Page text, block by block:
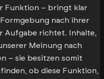
Funktion – bringt klar
nach ihrer
Aufgabe richtet. Inhalte,
Meinung nach
– sie besitzen somit
ob diese Funktion,